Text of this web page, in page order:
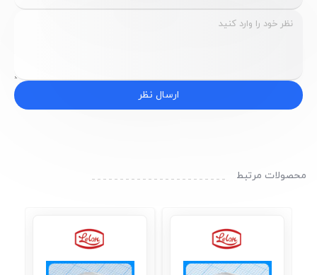
ارسال نظر
محصولات مرتبط